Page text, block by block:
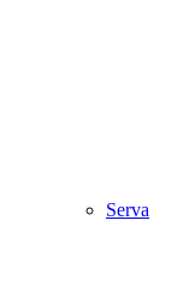
Serva